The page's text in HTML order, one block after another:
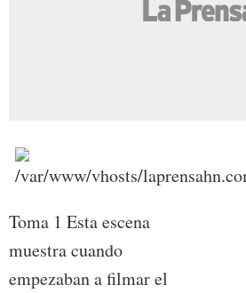
Toma 1 Esta escena
muestra cuando
empezaban a filmar el